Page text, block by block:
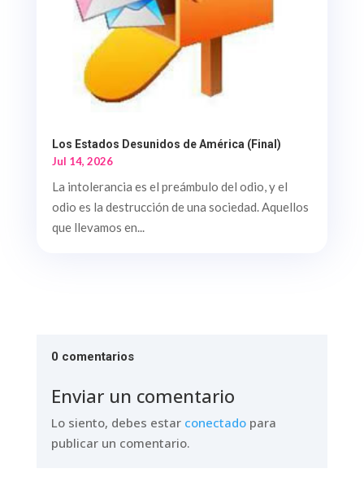
Los Estados Desunidos de América (Final)
Jul 14, 2026
La intolerancia es el preámbulo del odio, y el
odio es la destrucción de una sociedad. Aquellos
que llevamos en...
0 comentarios
Enviar un comentario
Lo siento, debes estar conectadopara
publicar un comentario.